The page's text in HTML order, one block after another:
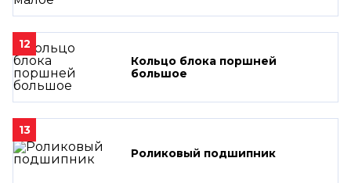
12
Кольцо блока поршней
большое
13
Роликовый подшипник